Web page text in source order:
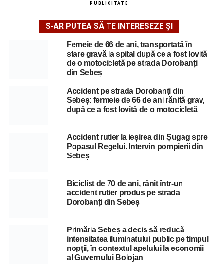
PUBLICITATE
S-AR PUTEA SĂ TE INTERESEZE ȘI
Femeie de 66 de ani, transportată în
stare gravă la spital după ce a fost lovită
de o motocicletă pe strada Dorobanți
din Sebeș
Accident pe strada Dorobanți din
Sebeș: fermeie de 66 de ani rănită grav,
după ce a fost lovită de o motocicletă
Accident rutier la ieșirea din Șugag spre
Popasul Regelui. Intervin pompierii din
Sebeș
Biciclist de 70 de ani, rănit într-un
accident rutier produs pe strada
Dorobanți din Sebeș
Primăria Sebeș a decis să reducă
intensitatea iluminatului public pe timpul
nopții, în contextul apelului la economii
al Guvernului Bolojan